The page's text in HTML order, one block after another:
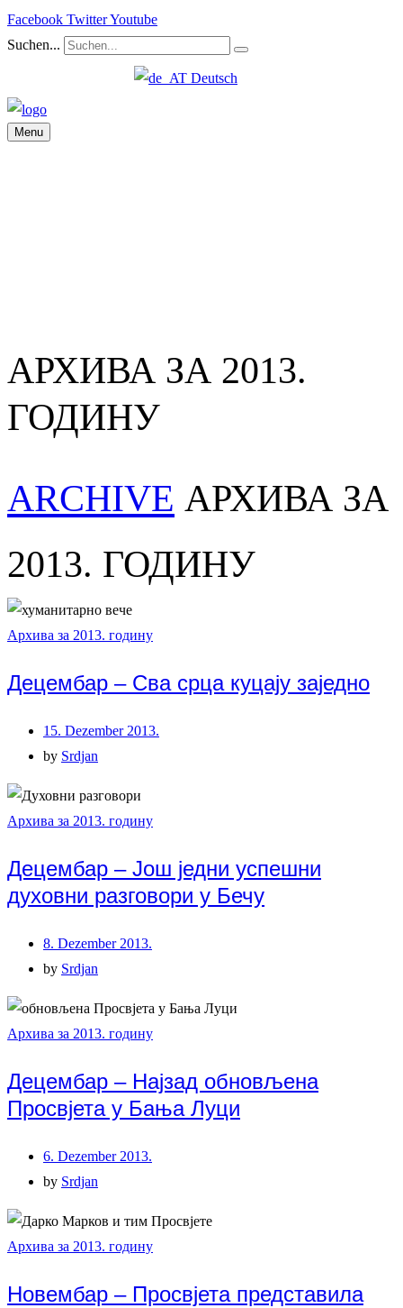
Facebook TwitterYoutube
Suchen...
Deutsch
Menu
АРХИВА ЗА 2013.
ГОДИНУ
ARCHIVE АРХИВА ЗА
2013. ГОДИНУ
Архива за 2013. годину
Децембар – Сва срца куцају заједно
15. Dezember 2013.
by Srdjan
Архива за 2013. годину
Децембар – Још једни успешни
духовни разговори у Бечу
8. Dezember 2013.
by Srdjan
Архива за 2013. годину
Децембар – Најзад обновљена
Просвјета у Бања Луци
6. Dezember 2013.
by Srdjan
Архива за 2013. годину
Новембар – Просвјета представила